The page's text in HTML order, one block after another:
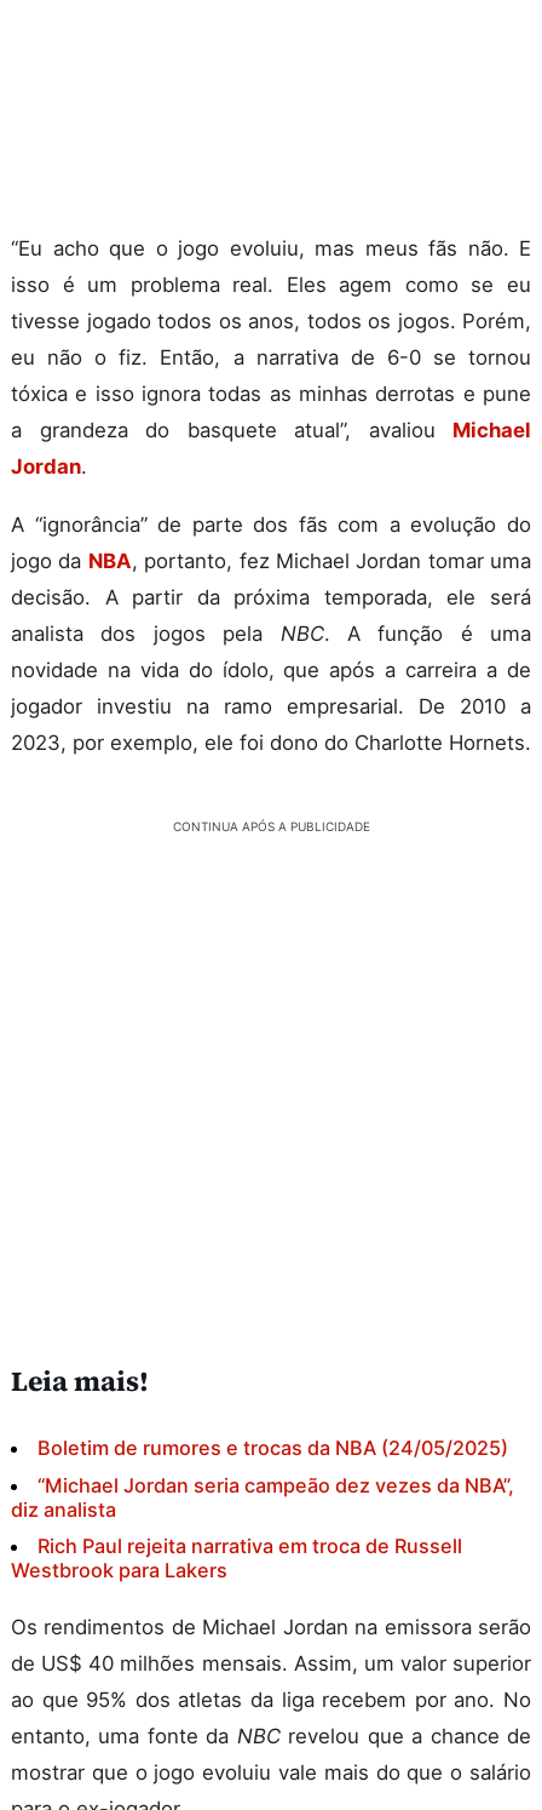
“Eu acho que o jogo evoluiu, mas meus fãs não. E
isso é um problema real. Eles agem como se eu
tivesse jogado todos os anos, todos os jogos. Porém,
eu não o fiz. Então, a narrativa de 6-0 se tornou
tóxica e isso ignora todas as minhas derrotas e pune
a grandeza do basquete atual”, avaliou Michael
Jordan.
A “ignorância” de parte dos fãs com a evolução do
jogo da NBA, portanto, fez Michael Jordan tomar uma
decisão. A partir da próxima temporada, ele será
analista dos jogos pela NBC. A função é uma
novidade na vida do ídolo, que após a carreira a de
jogador investiu na ramo empresarial. De 2010 a
2023, por exemplo, ele foi dono do Charlotte Hornets.
CONTINUA APÓS A PUBLICIDADE
Leia mais!
Boletim de rumores e trocas da NBA (24/05/2025)
“Michael Jordan seria campeão dez vezes da NBA”,
diz analista
Rich Paul rejeita narrativa em troca de Russell
Westbrook para Lakers
Os rendimentos de Michael Jordan na emissora serão
de US$ 40 milhões mensais. Assim, um valor superior
ao que 95% dos atletas da liga recebem por ano. No
entanto, uma fonte da NBCrevelou que a chance de
mostrar que o jogo evoluiu vale mais do que o salário